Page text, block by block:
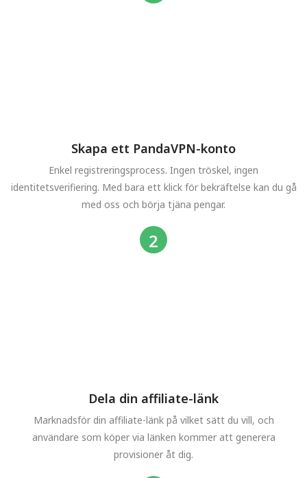
Skapa ett PandaVPN-konto
Enkel registreringsprocess. Ingen tröskel, ingen
identitetsverifiering. Med bara ett klick för bekräftelse kan du gå
med oss och börja tjäna pengar.
Dela din affiliate-länk
Marknadsför din affiliate-länk på vilket sätt du vill, och
användare som köper via länken kommer att generera
provisioner åt dig.